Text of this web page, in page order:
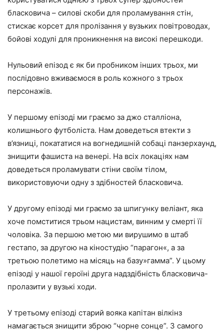
бласковича – силові скоби для проламування стін,
стискає корсет для пролізання у вузьких повітроводах,
бойові ходулі для проникнення на високі перешкоди.
Нульовий епізод є як би пробником інших трьох, ми
послідовно вживаємося в роль кожного з трьох
персонажів.
У першому епізоді ми граємо за джо сталліона,
колишнього футболіста. Нам доведеться втекти з
в’язниці, покататися на вогнедишній собаці панзерхаунд,
знищити фашиста на венері. На всіх локаціях нам
доведеться проламувати стіни своїм тілом,
використовуючи одну з здібностей бласковича.
У другому епізоді ми граємо за шпигунку веліант, яка
хоче помститися трьом нацистам, винним у смерті її
чоловіка. За першою метою ми вирушимо в штаб
гестапо, за другою на кіностудію “парагон«, а за
третьою полетимо на місяць на базу»гамма”. У цьому
епізоді у нашої героїні друга надздібність бласковича-
пролазити у вузькі ходи.
У третьому епізоді старий вояка капітан вілкінз
намагається знищити зброю “чорне сонце”. З самого